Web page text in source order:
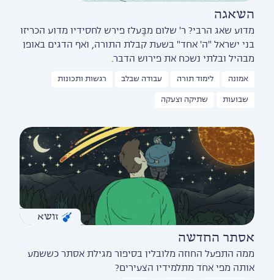
השאגה
מדוע שאג הרבי? ר' שלום מבֶּעלז פירש לחסידיו מדוע הכריזו
בני ישראל "ה' אחד" בשעת קבלת התורה, ואף הדגים באופן
מבהיל ובלתי נשכח את פירוש הדבר.
אמונה לימוד תורה עבודה שבלב רגשות ותכונות
שבועות שתיקה וצעקה
זושא
אסתר החדשה
ממה התפעל החוזה מלובלין בסיפור מגילת אסתר כששמע
אותה מפי אחד מתלמידיו הצעירים?